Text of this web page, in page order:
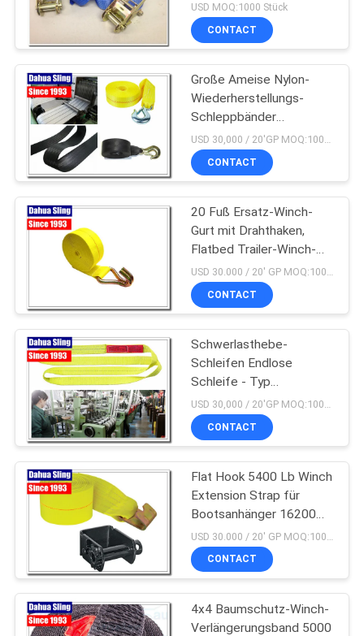
FORDERN
SIE
EIN
ZITAT
SITEMAP
PRIVACY
POLICY
USD MOQ:1000 Stück
CONTACT
Große Ameise Nylon-
Wiederherstellungs-
Schleppbänder
Schwerlast-Schleppseil
für Notfälle 3 "x 20"
USD 30,000 / 20'GP MOQ:1000 Stück
CONTACT
20 Fuß Ersatz-Winch-
Gurt mit Drahthaken,
Flatbed Trailer-Winch-
Gurt
CONTACT
Schwerlasthebe-
Schleifen Endlose
Schleife - Typ
Bootshebe-Gürtel Glatte
Fläche
CONTACT
Flat Hook 5400 Lb Winch
Extension Strap für
Bootsanhänger 16200
Bruchfestigkeit
CONTACT
4x4 Baumschutz-Winch-
Verlängerungsband 5000